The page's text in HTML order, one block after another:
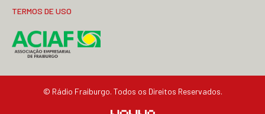
TERMOS DE USO
© Rádio Fraiburgo. Todos os Direitos Reservados.